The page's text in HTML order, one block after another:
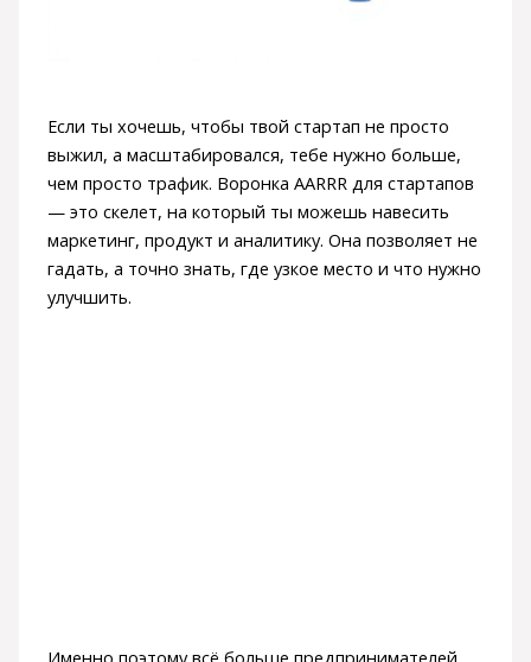
Если ты хочешь, чтобы твой стартап не просто
выжил, а масштабировался, тебе нужно больше,
чем просто трафик. Воронка AARRR для стартапов
— это скелет, на который ты можешь навесить
маркетинг, продукт и аналитику. Она позволяет не
гадать, а точно знать, где узкое место и что нужно
улучшить.
Именно поэтому всё больше предпринимателей